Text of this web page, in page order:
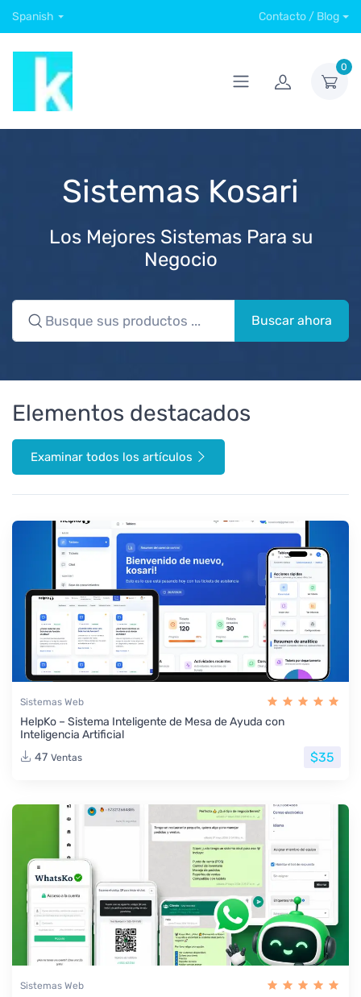
Spanish Contacto / Blog
0
Sistemas Kosari
Los Mejores Sistemas Para su
Negocio
Buscar ahora
Elementos destacados
Examinar todos los artículos
Sistemas Web
HelpKo – Sistema Inteligente de Mesa de Ayuda con
Inteligencia Artificial
47 Ventas $35
Sistemas Web